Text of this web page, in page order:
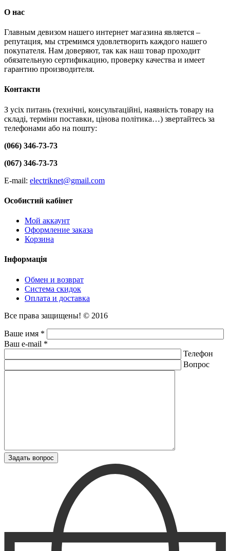
О нас
Главным девизом нашего интернет магазина является –
репутация, мы стремимся удовлетворить каждого нашего
покупателя. Нам доверяют, так как наш товар проходит
обязательную сертификацию, проверку качества и имеет
гарантию производителя.
Контакти
З усіх питань (технічні, консультаційні, наявність товару на
складі, терміни поставки, цінова політика…) звертайтесь за
телефонами або на пошту:
(066) 346-73-73
(067) 346-73-73
E-mail: electriknet@gmail.com
Особистий кабінет
Мой аккаунт
Оформление заказа
Корзина
Інформація
Обмен и возврат
Система скидок
Оплата и доставка
Все права защищены! © 2016
Ваше имя *
Ваш e-mail *
Телефон
Вопрос